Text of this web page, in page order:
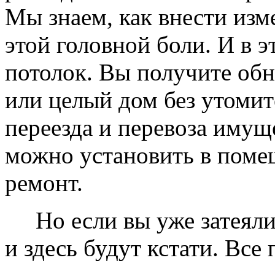
Мы знаем, как внести
этой головной боли. И в
потолок. Вы получите
или целый дом без
переезда и перевоза
можно установить в
ремонт.
Но если вы уже
и здесь будут кстати.